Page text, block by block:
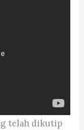
telah dikutip